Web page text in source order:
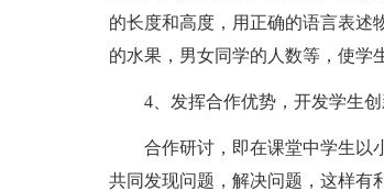
的长度和高度，用正确的语言表述
的水果，男女同学的人数等，使学
4、发挥合作优势，开发学生
合作研讨，即在课堂中学生以
共同发现问题，解决问题，这样有